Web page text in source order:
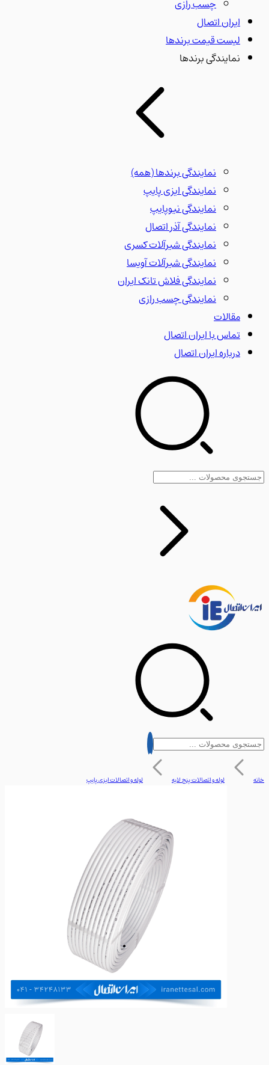
چسب رازی
ایران اتصال
لیست قیمت برندها
نمایندگی برندها
نمایندگی برندها(همه)
نمایندگی ایزی پایپ
نمایندگی نیوپایپ
نمایندگی آذر اتصال
نمایندگی شیرآلات کسری
نمایندگی شیرآلات آویسا
نمایندگی فلاش تانک ایران
نمایندگی چسب رازی
مقالات
تماس با ایران اتصال
درباره ایران اتصال
لوله و اتصالات پنج لایه لوله و اتصالات ایزی پایپ